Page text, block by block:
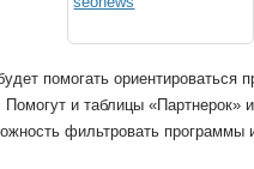
помогать ориентироваться
и таблицы «Партнерок»
фильтровать программы